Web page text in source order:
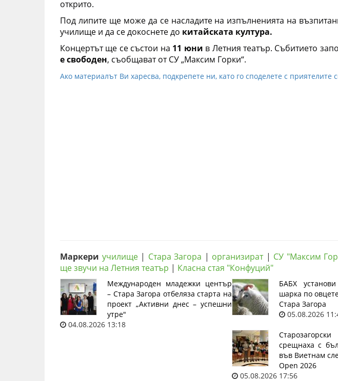
открито.
Под липите ще може да се насладите на изпълненията на
училище и да се докоснете до китайската култура.
Концертът ще се състои на 11 юни в Летния театър. Събитието
е свободен, съобщават отСУ „Максим Горки“.
Ако материалът Ви харесва, подкрепете ни, като го споделете с приятелите
Маркери училище| Стара Загора | организират| СУ "Максим
ще звучи на Летния театър | Класна стая "Конфуций"
Международен младежки център
– Стара Загора отбеляза старта на
проект „Активни днес – успешни
утре"
04.08.2026 13:18
БАБХ
шарка по
Стара Загора
05.08.2026
срещнаха с
във Виетнам
Open 2026
05.08.2026 17:56